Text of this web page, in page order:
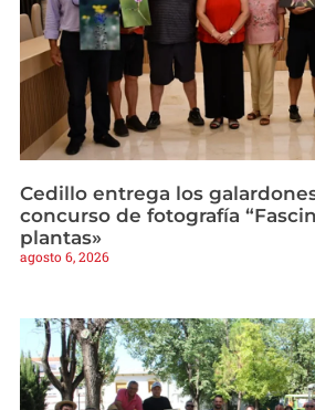
Cedillo entrega los
concurso de fotografía
plantas»
agosto 6, 2026